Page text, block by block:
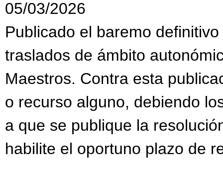
05/03/2026
Publicado el baremo
traslados de ámbito
Maestros. Contra esta
o recurso alguno, debiendo
a que se publique la
habilite el oportuno plazo de